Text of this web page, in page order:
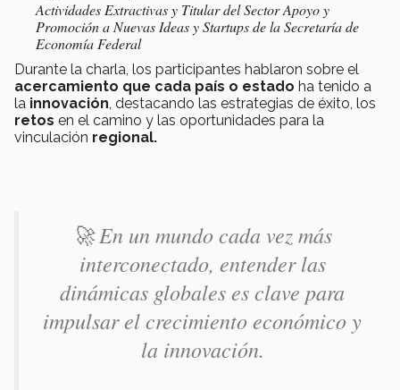
Actividades Extractivas y Titular del Sector Apoyo y
Promoción a Nuevas Ideas y Startups de la Secretaría de
Economía Federal
Durante la charla, los participantes hablaron sobre el
acercamiento que cada país o estado ha tenido a
la innovación , destacando las estrategias de éxito, los
retos en el camino y las oportunidades para la
vinculación regional.
🚀 En un mundo cada vez más
interconectado, entender las
dinámicas globales es clave para
impulsar el crecimiento económico y
la innovación.